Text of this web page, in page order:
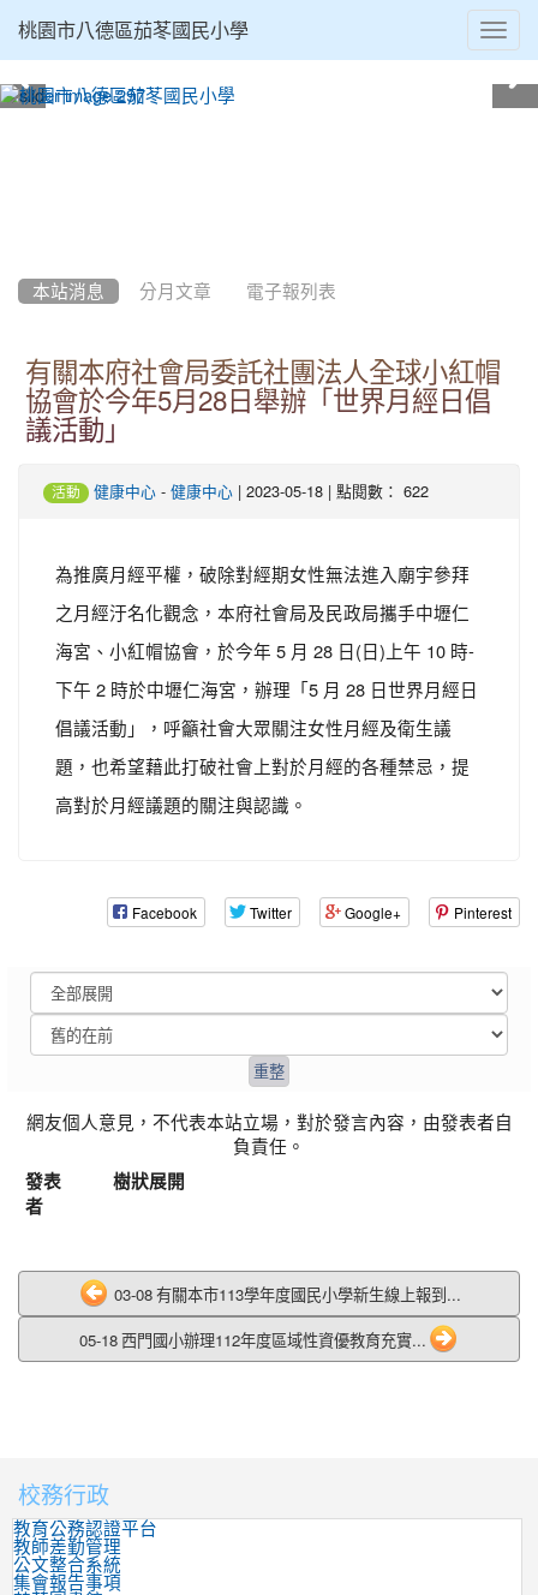
桃園市八德區茄苳國民小學
本站消息 分月文章 電子報列表
有關本府社會局委託社團法人全球小紅帽
協會於今年5月28日舉辦「世界月經日倡
議活動」
活動 健康中心 - 健康中心 | 2023-05-18 | 點閱數： 622
為推廣月經平權，破除對經期女性無法進入廟宇參拜
之月經汙名化觀念，本府社會局及民政局攜手中壢仁
海宮、小紅帽協會，於今年 5 月 28 日(日)上午 10 時-
下午 2 時於中壢仁海宮，辦理「5 月 28 日世界月經日
倡議活動」，呼籲社會大眾關注女性月經及衛生議
題，也希望藉此打破社會上對於月經的各種禁忌，提
高對於月經議題的關注與認識。
Facebook Twitter Google+ Pinterest
網友個人意見，不代表本站立場，對於發言內容，由發表者自
負責任。
發表
者
樹狀展開
03-08 有關本市113學年度國民小學新生線上報到...
05-18 西門國小辦理112年度區域性資優教育充實...
:::
校務行政
教育公務認證平台
教師差勤管理
公文整合系統
集會報告事項